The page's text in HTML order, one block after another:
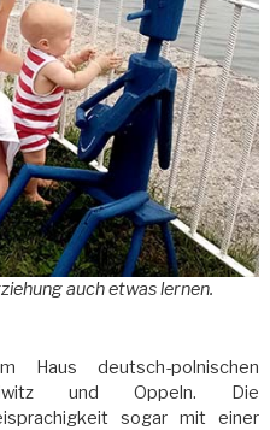
auch etwas lernen.
Haus deutsch-polnischen
und Oppeln. Die
sogar mit einer